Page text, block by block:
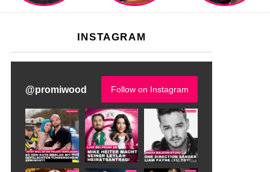
INSTAGRAM
@promiwood Follow on Instagram